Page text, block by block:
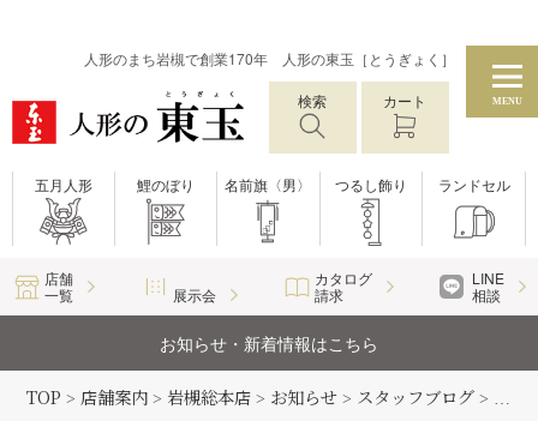
人形のまち岩槻で創業170年 人形の東玉［とうぎょく］
検索 カート MENU
五月人形 鯉のぼり 名前旗〈男〉 つるし飾り ランドセル
店舗
一覧
展示会
カタログ
請求
LINE
相談
お知らせ・新着情報はこちら
TOP > 店舗案内 > 岩槻総本店 > お知らせ > スタッフブログ >